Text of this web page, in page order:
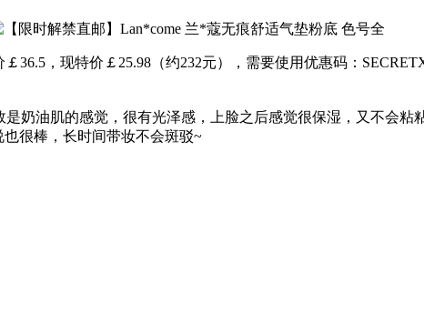
36.5，现特价￡25.98（约232元），需要使用优惠码：
奶油肌的感觉，很有光泽感，上脸之后感觉很保湿，又不会
很棒，长时间带妆不会斑驳~